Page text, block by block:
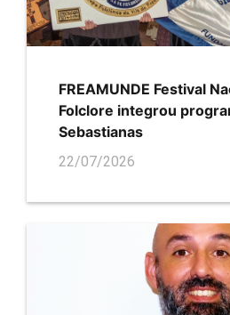
FREAMUNDE Festival
Folclore integrou
Sebastianas
22/07/2026